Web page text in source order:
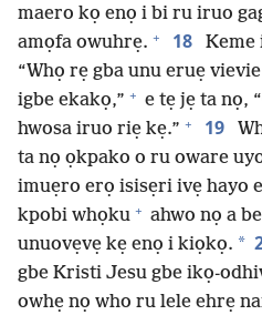
maero kọ enọ i bi ru iruo
amọfa owuhrẹ. + 18
Keme
“Whọ rẹ gba unu eruẹ
igbe ekakọ,” + e tẹ jẹ ta nọ,
hwosa iruo riẹ kẹ.” + 19
ta nọ ọkpako o ru oware
imuẹro erọ isisẹri ivẹ hayo
kpobi whọku + ahwo nọ a
unuovẹvẹ kẹ enọ i kiọkọ. *
gbe Kristi Jesu gbe ikọ-
owhẹ nọ who ru lele ehrẹ